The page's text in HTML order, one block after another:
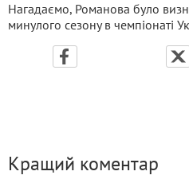
Нагадаємо, Романова було
минулого сезону в чемпіонаті
Кращий коментар